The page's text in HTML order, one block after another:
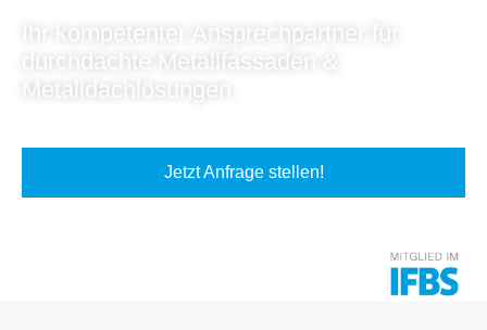
Ihr kompetenter Ansprechpartner für
durchdachte Metallfassaden &
Metalldachlösungen.
Jetzt Anfrage stellen!